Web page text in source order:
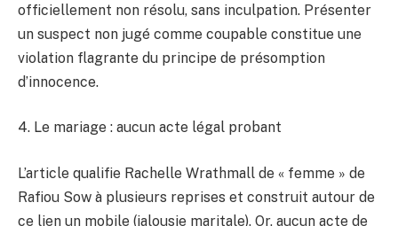
officiellement non résolu, sans inculpation. Présenter
un suspect non jugé comme coupable constitue une
violation flagrante du principe de présomption
d’innocence.
4. Le mariage : aucun acte légal probant
L’article qualifie Rachelle Wrathmall de « femme » de
Rafiou Sow à plusieurs reprises et construit autour de
ce lien un mobile (jalousie maritale). Or, aucun acte de